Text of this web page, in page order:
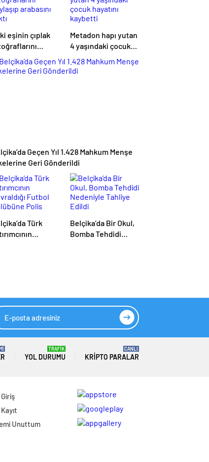
eşinin çıplak
arabasını
Metadon hapı yutan
4 yaşındaki çocuk
hayatını kaybetti
Geçen Yıl 1.428 Mahkum Menşe
Geri Gönderildi
Türk
Polis
Belçika’da Bir Okul,
Bomba Tehdidi
YOL DURUMU
TRAFİK
KRIPTO PARALAR
CANLI
Unuttum